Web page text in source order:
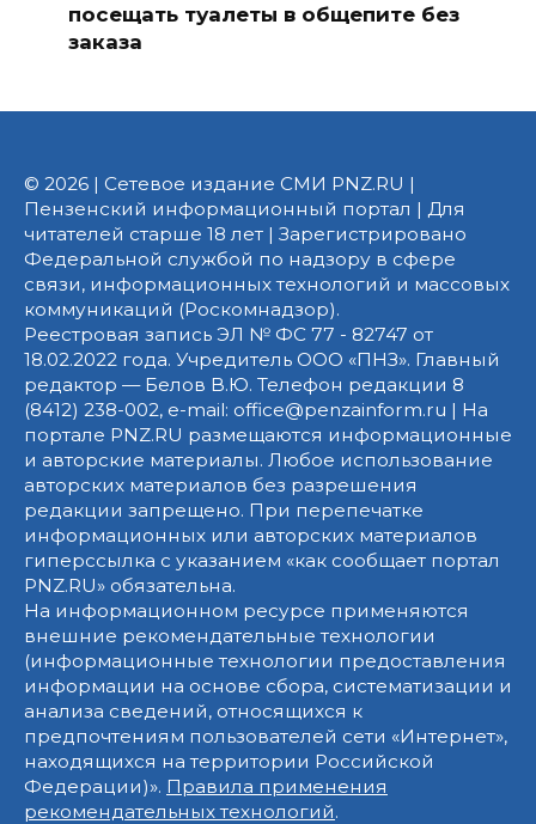
посещать туалеты в общепите без
заказа
© 2026 | Сетевое издание СМИ PNZ.RU |
Пензенский информационный портал | Для
читателей старше 18 лет | Зарегистрировано
Федеральной службой по надзору в сфере
связи, информационных технологий и массовых
коммуникаций (Роскомнадзор).
Реестровая запись ЭЛ № ФС 77 - 82747 от
18.02.2022 года. Учредитель ООО «ПНЗ». Главный
редактор — Белов В.Ю. Телефон редакции 8
(8412) 238-002, e-mail: office@penzainform.ru | На
портале PNZ.RU размещаются информационные
и авторские материалы. Любое использование
авторских материалов без разрешения
редакции запрещено. При перепечатке
информационных или авторских материалов
гиперссылка с указанием «как сообщает портал
PNZ.RU» обязательна.
На информационном ресурсе применяются
внешние рекомендательные технологии
(информационные технологии предоставления
информации на основе сбора, систематизации и
анализа сведений, относящихся к
предпочтениям пользователей сети «Интернет»,
находящихся на территории Российской
Федерации)». Правила применения
рекомендательных технологий.